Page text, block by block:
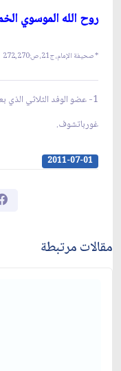
روح الله الموسوي
* صحيفة الإمام، ج21، ص: 272,270
1- عضو الوفد الثلاثي الذي
غورباتشوف.
2011-07-01
مقالات مرتبطة